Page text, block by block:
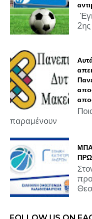
παραμένουν